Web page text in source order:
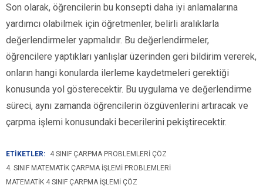
Son olarak, öğrencilerin bu konsepti daha iyi anlamalarına
yardımcı olabilmek için öğretmenler, belirli aralıklarla
değerlendirmeler yapmalıdır. Bu değerlendirmeler,
öğrencilere yaptıkları yanlışlar üzerinden geri bildirim vererek,
onların hangi konularda ilerleme kaydetmeleri gerektiği
konusunda yol gösterecektir. Bu uygulama ve değerlendirme
süreci, aynı zamanda öğrencilerin özgüvenlerini artıracak ve
çarpma işlemi konusundaki becerilerini pekiştirecektir.
ETİKETLER:
4 SINIF ÇARPMA PROBLEMLERI ÇÖZ
4. SINIF MATEMATIK ÇARPMA İŞLEMI PROBLEMLERI
MATEMATIK 4 SINIF ÇARPMA IŞLEMI ÇÖZ